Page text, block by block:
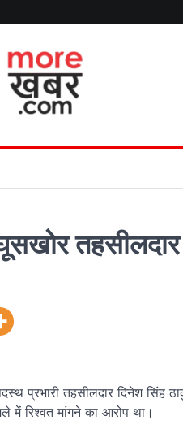
तहसीलदार
प्रभारी तहसीलदार दिनेश सिंह
में रिश्वत मांगने का आरोप था।